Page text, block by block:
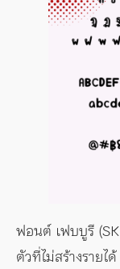
ฟอนต์ เฟบบูรี
ตัวที่ไม่สร้างราย